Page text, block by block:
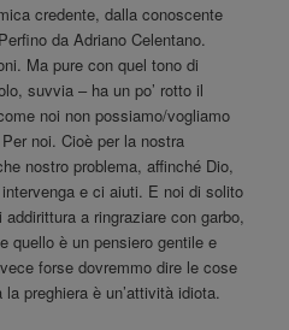
credente, dalla conoscente
da Adriano Celentano.
Ma pure con quel tono di
suvvia – ha un po’ rotto il
noi non possiamo/vogliamo
noi. Cioè per la nostra
nostro problema, affinché Dio,
e ci aiuti. E noi di solito
a ringraziare con garbo,
quello è un pensiero gentile e
forse dovremmo dire le cose
preghiera è un’attività idiota.